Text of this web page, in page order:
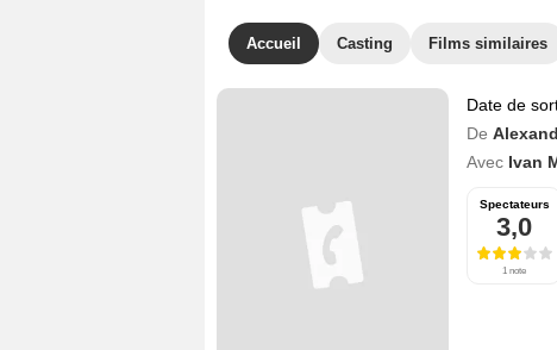
Accueil Casting Films similaires
Date de
De
Avec Ivan
Spectateurs
3,0
1 note